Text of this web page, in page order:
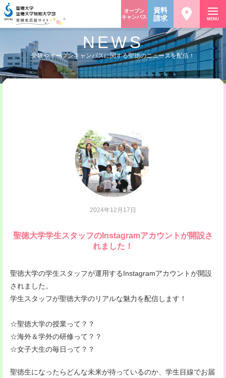
オープン
キャンパス
資料
請求
MENU
NEWS
受験やオープンキャンパスに関する聖徳のニュースを配信！
2024年12月17日
聖徳大学学生スタッフのInstagramアカウントが開設さ
れました！
聖徳大学の学生スタッフが運用するInstagramアカウントが開設
されました。
学生スタッフが聖徳大学のリアルな魅力を配信します！
☆聖徳大学の授業って？？
☆海外＆学外の研修って？？
☆女子大生の毎日って？？
聖徳生になったらどんな未来が待っているのか、学生目線でお届